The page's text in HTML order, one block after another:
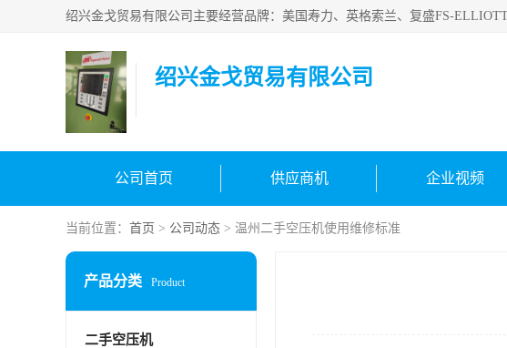
绍兴金戈贸易有限公司
公司首页 供应商机 企业视频
当前位置： 首页 > 公司动态 > 温州二手空压机使用维修标准
产品分类 Product
二手空压机